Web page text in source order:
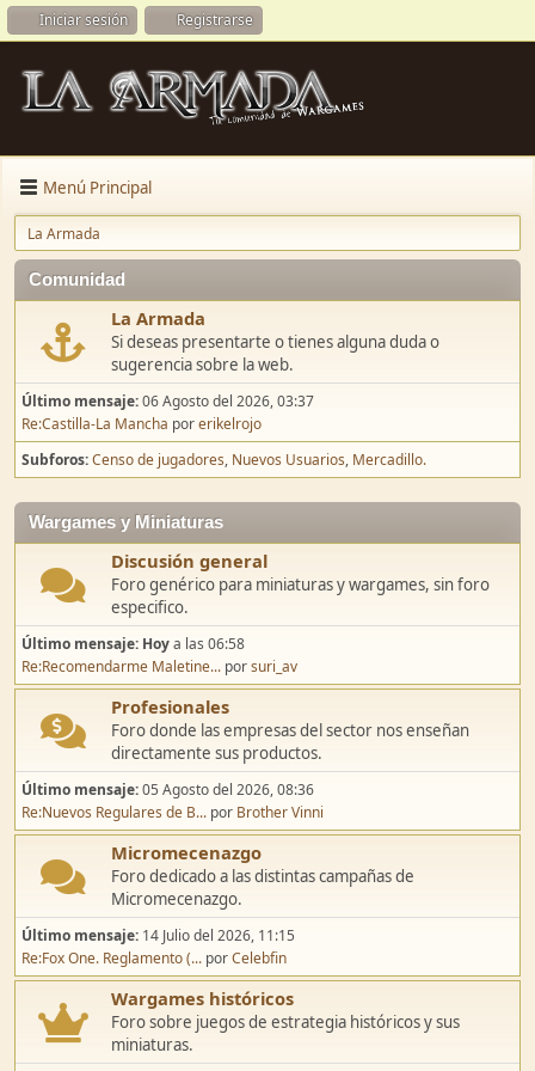
Iniciar sesión Registrarse
Menú Principal
La Armada
Comunidad
La Armada
Si deseas presentarte o tienes alguna duda o
sugerencia sobre la web.
Último mensaje:06 Agosto del 2026, 03:37
Re:Castilla-La Mancha porerikelrojo
Subforos Censo de jugadores Nuevos Usuarios Mercadillo.
Wargames y Miniaturas
Discusión general
Foro genérico para miniaturas y wargames, sin foro
especifico.
Último mensaje: Hoya las 06:58
Re:Recomendarme Maletine... porsuri_av
Profesionales
Foro donde las empresas del sector nos enseñan
directamente sus productos.
Último mensaje:05 Agosto del 2026, 08:36
Re:Nuevos Regulares de B... por Brother Vinni
Micromecenazgo
Foro dedicado a las distintas campañas de
Micromecenazgo.
Último mensaje: 14 Julio del 2026, 11:15
Re:Fox One. Reglamento (... porCelebfin
Wargames históricos
Foro sobre juegos de estrategia históricos y sus
miniaturas.